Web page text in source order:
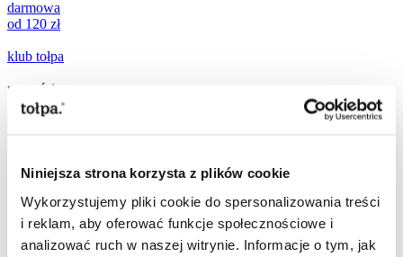
Niniejsza strona korzysta z plików cookie
Wykorzystujemy pliki cookie do spersonalizowania treści
i reklam, aby oferować funkcje społecznościowe i
analizować ruch w naszej witrynie. Informacje o tym, jak
darmowa
od 120 zł
klub tołpa
nowości
zestawy
prezentowe
promocje
popularne teraz:
[ ☀️SPF ]